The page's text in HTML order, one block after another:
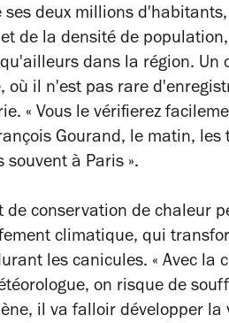
ses deux millions
de la densité de
dans la région.
où il n'est pas rare
« Vous le vérifierez
Gourand, le matin,
souvent à Paris ».
de conservation de chaleur
climatique, qui
les canicules. « Avec la
on risque de
il va falloir développer